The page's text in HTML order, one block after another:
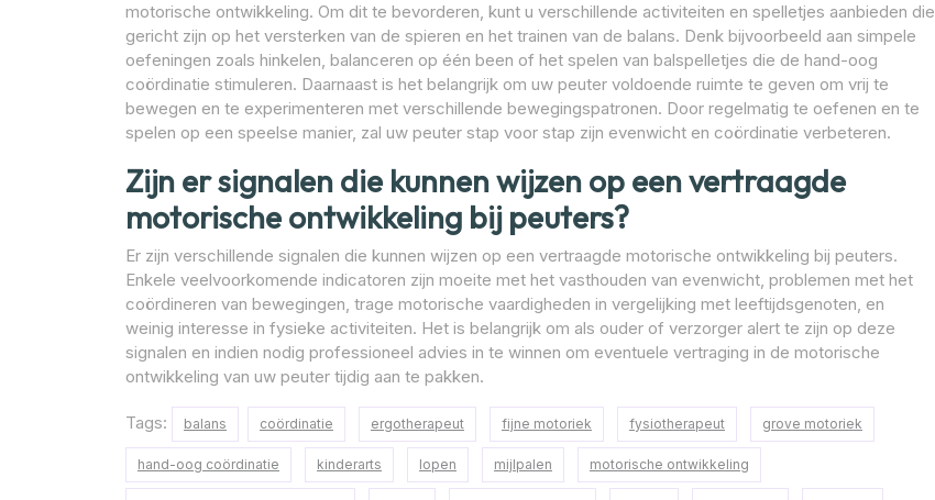
motorische ontwikkeling. Om dit te bevorderen, kunt u verschillende activiteiten en spelletjes aanbieden die
gericht zijn op het versterken van de spieren en het trainen van de balans. Denk bijvoorbeeld aan simpele
oefeningen zoals hinkelen, balanceren op één been of het spelen van balspelletjes die de hand-oog
coördinatie stimuleren. Daarnaast is het belangrijk om uw peuter voldoende ruimte te geven om vrij te
bewegen en te experimenteren met verschillende bewegingspatronen. Door regelmatig te oefenen en te
spelen op een speelse manier, zal uw peuter stap voor stap zijn evenwicht en coördinatie verbeteren.
Zijn er signalen die kunnen wijzen op een vertraagde
motorische ontwikkeling bij peuters?
Er zijn verschillende signalen die kunnen wijzen op een vertraagde motorische ontwikkeling bij peuters.
Enkele veelvoorkomende indicatoren zijn moeite met het vasthouden van evenwicht, problemen met het
coördineren van bewegingen, trage motorische vaardigheden in vergelijking met leeftijdsgenoten, en
weinig interesse in fysieke activiteiten. Het is belangrijk om als ouder of verzorger alert te zijn op deze
signalen en indien nodig professioneel advies in te winnen om eventuele vertraging in de motorische
ontwikkeling van uw peuter tijdig aan te pakken.
Tags: balans coördinatie ergotherapeut fijne motoriek fysiotherapeut grove motoriek
hand-oog coördinatie kinderarts lopen mijlpalen motorische ontwikkeling